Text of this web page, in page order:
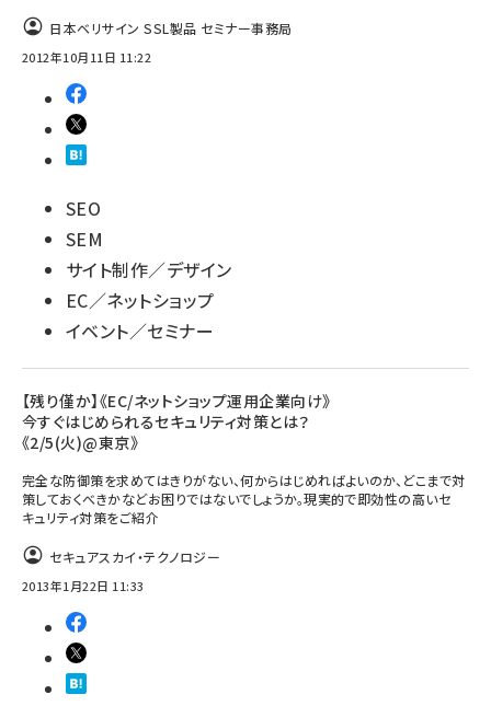
日本ベリサイン SSL製品 セミナー事務局
2012年10月11日 11:22
SEO
SEM
サイト制作／デザイン
EC／ネットショップ
イベント／セミナー
【残り僅か】《EC/ネットショップ運用企業向け》
今すぐはじめられるセキュリティ対策とは？
《2/5(火)@東京》
完全な防御策を求めてはきりがない、何からはじめればよいのか、どこまで対
策しておくべきかなどお困りではないでしょうか。現実的で即効性の高いセ
キュリティ対策をご紹介
セキュアスカイ・テクノロジー
2013年1月22日 11:33